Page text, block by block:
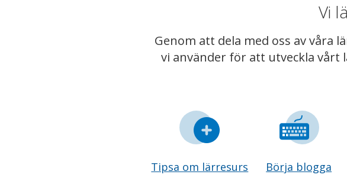
Vi
Genom att dela med oss av våra
vi använder för att utveckla vårt
Tipsa om lärresurs Börja blogga